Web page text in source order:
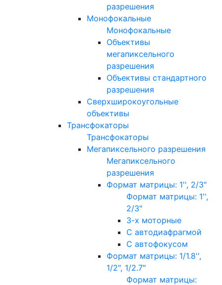
разрешения
Монофокальные
Монофокальные
Объективы
мегапиксельного
разрешения
Объективы стандартного
разрешения
Сверхширокоугольные
объективы
Трансфокаторы
Трансфокаторы
Мегапиксельного разрешения
Мегапиксельного
разрешения
Формат матрицы: 1'', 2/3"
Формат матрицы: 1'',
2/3"
3-х моторные
С автодиафрагмой
С автофокусом
Формат матрицы: 1/1.8'',
1/2", 1/2.7"
Формат матрицы: